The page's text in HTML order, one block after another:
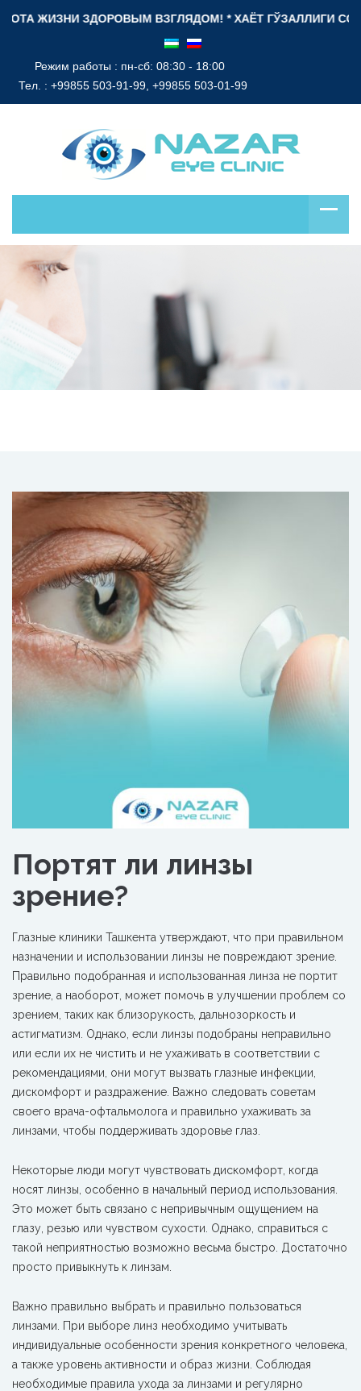
ЖИЗНИ ЗДОРОВЫМ ВЗГЛЯДОМ! * ХАЁТ ГЎЗАЛЛИГИ СОҒЛОМ
Режим работы : пн-сб: 08:30 - 18:00
Тел. : +99855 503-91-99, +99855 503-01-99
Портят ли линзы
зрение?
Глазные клиники Ташкента утверждают, что при правильном
назначении и использовании линзы не повреждают зрение.
Правильно подобранная и использованная линза не портит
зрение, а наоборот, может помочь в улучшении проблем со
зрением, таких как близорукость, дальнозоркость и
астигматизм. Однако, если линзы подобраны неправильно
или если их не чистить и не ухаживать в соответствии с
рекомендациями, они могут вызвать глазные инфекции,
дискомфорт и раздражение. Важно следовать советам
своего врача-офтальмолога и правильно ухаживать за
линзами, чтобы поддерживать здоровье глаз.
Некоторые люди могут чувствовать дискомфорт, когда
носят линзы, особенно в начальный период использования.
Это может быть связано с непривычным ощущением на
глазу, резью или чувством сухости. Однако, справиться с
такой неприятностью возможно весьма быстро. Достаточно
просто привыкнуть к линзам.
Важно правильно выбрать и правильно пользоваться
линзами. При выборе линз необходимо учитывать
индивидуальные особенности зрения конкретного человека,
а также уровень активности и образ жизни. Соблюдая
необходимые правила ухода за линзами и регулярно